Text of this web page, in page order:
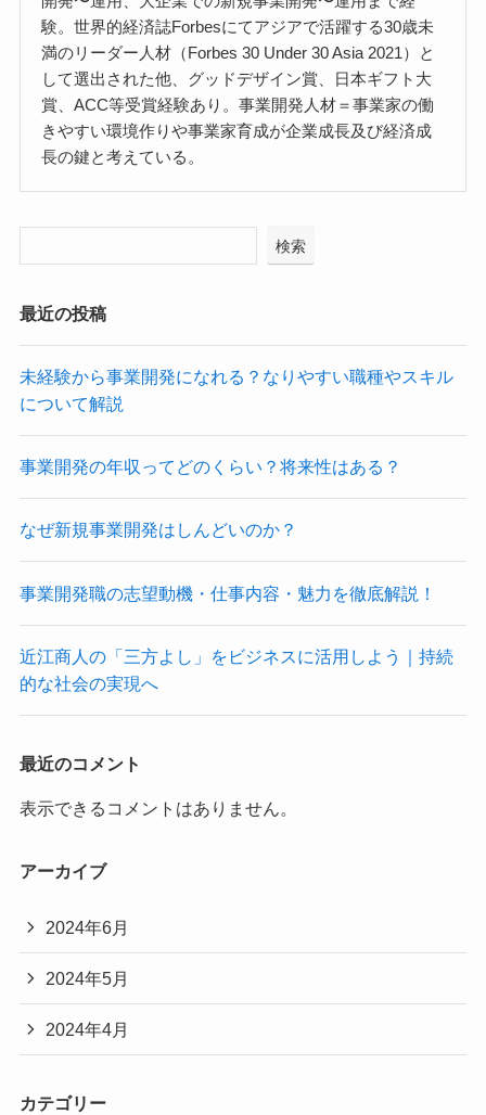
験。世界的経済誌Forbesにてアジアで活躍する30歳未
満のリーダー人材（Forbes 30 Under 30 Asia 2021）と
して選出された他、グッドデザイン賞、日本ギフト大
賞、ACC等受賞経験あり。事業開発人材＝事業家の働
きやすい環境作りや事業家育成が企業成長及び経済成
長の鍵と考えている。
検索
最近の投稿
未経験から事業開発になれる？なりやすい職種やスキル
について解説
事業開発の年収ってどのくらい？将来性はある？
なぜ新規事業開発はしんどいのか？
事業開発職の志望動機・仕事内容・魅力を徹底解説！
近江商人の「三方よし」をビジネスに活用しよう｜持続
的な社会の実現へ
最近のコメント
表示できるコメントはありません。
アーカイブ
2024年6月
2024年5月
2024年4月
カテゴリー